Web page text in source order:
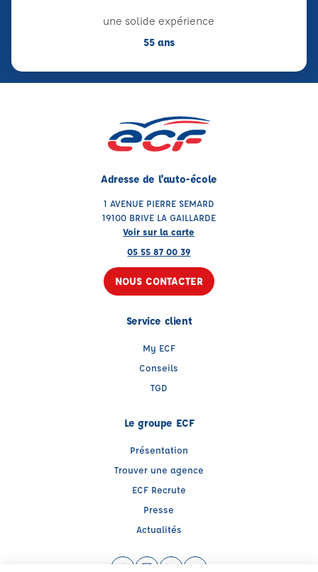
une solide expérience
55 ans
Adresse de l'auto-école
1 AVENUE PIERRE SEMARD
19100 BRIVE LA GAILLARDE
Voir sur la carte
05 55 87 00 39
NOUS CONTACTER
Service client
My ECF
Conseils
TGD
Le groupe ECF
Présentation
Trouver une agence
ECF Recrute
Presse
Actualités